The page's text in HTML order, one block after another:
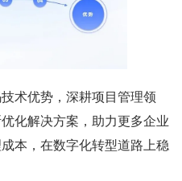
术优势，深耕项目管理领
化解决方案，助力更多企业
本，在数字化转型道路上稳